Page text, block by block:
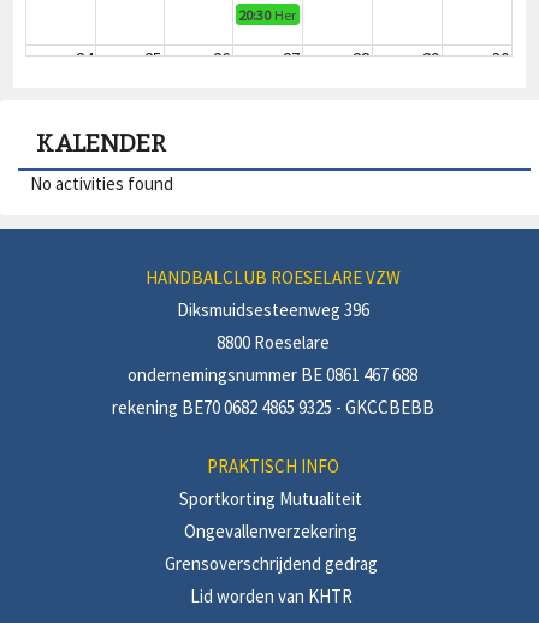
20:30 Heren1, Heren2 - Fysieke training
24 25 26 27 28 29 30
31 1
16:00HK Waasmunster -
KALENDER
No activities found
HANDBALCLUB ROESELARE VZW
Diksmuidsesteenweg 396
8800 Roeselare
ondernemingsnummer BE 0861 467 688
rekening BE70 0682 4865 9325 - GKCCBEBB
PRAKTISCH INFO
Sportkorting Mutualiteit
Ongevallenverzekering
Grensoverschrijdend gedrag
Lid worden van KHTR